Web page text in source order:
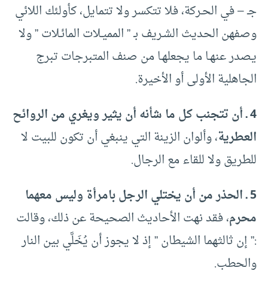
جـ – في الحـركة، فلا تتكسر ولا تتمايل، كأولئك اللائي
وصفهن الحديث الشـريف بـ ” المميـلات المائـلات ” ولا
يـصدر عنهـا ما يجعلهـا من صنف المتبرجات تبرج
الجاهلية الأولى أو الأخيرة.
4 ـ أن تتجنب كل ما شأنه أن يثير ويغري من الروائح
العطرية، وألوان الزينة التي ينبغي أن تكون للبيت لا
للطريق ولا للقاء مع الرجال.
5 ـ الحذر من أن يختلي الرجل بامرأة وليس معهما
محرم، فقد نهت الأحاديث الصحيحة عن ذلك، وقالت
:” إن ثالثهما الشيطان ” إذ لا يجوز أن يُخَلَّي بين النار
والحطب.